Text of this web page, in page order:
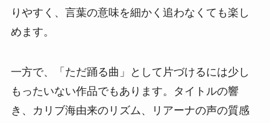
りやすく、言葉の意味を細かく追わなくても楽し
めます。
一方で、「ただ踊る曲」として片づけるには少し
もったいない作品でもあります。タイトルの響
き、カリブ海由来のリズム、リアーナの声の質感